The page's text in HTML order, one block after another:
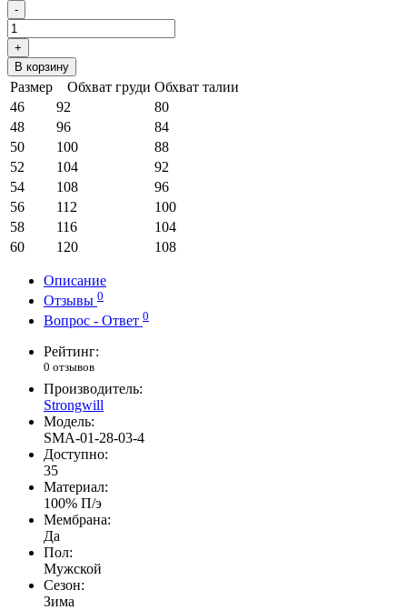
-
+
В корзину
Размер Обхват груди Обхват талии
46
92
80
48
96
84
50
100
88
52
104
92
54
108
96
56
112
100
58
116
104
60
120 108
Описание
Отзывы 0
Вопрос - Ответ 0
Рейтинг:
0 отзывов
Производитель:
Strongwill
Модель:
SMA-01-28-03-4
Доступно:
35
Материал:
100% П/э
Мембрана:
Да
Пол:
Мужской
Сезон:
Зима